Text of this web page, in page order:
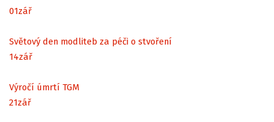
01zář
Světový den modliteb za péči o stvoření
14zář
Výročí úmrtí TGM
21zář